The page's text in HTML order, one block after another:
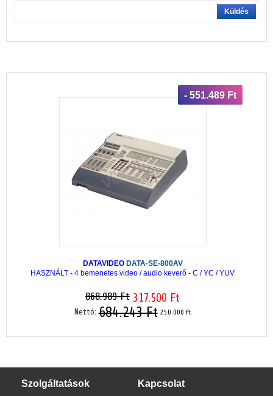
Küldés
- 551.489 Ft
DATAVIDEO DATA-SE-800AV
HASZNÁLT - 4 bemenetes video / audio keverő - C / YC / YUV
868.989 Ft 317.500 Ft
Nettó:684.243 Ft 250.000 Ft
Szolgáltatások Kapcsolat